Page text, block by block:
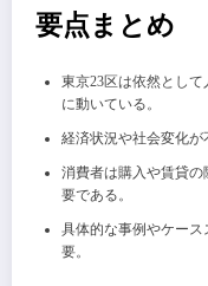
要点まとめ
東京23区は依然とし
に動いている。
経済状況や社会変化が
消費者は購入や賃貸
要である。
具体的な事例やケー
要。